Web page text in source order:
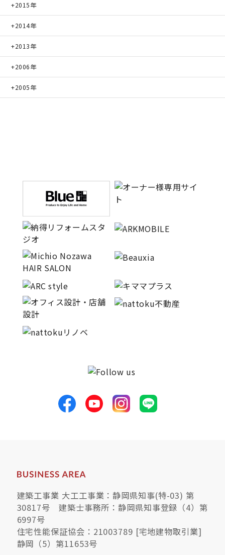
Glass Arts
Blue Style
キママプラス
お知らせ 土地情報
近日分譲予定情報 会社情報
動画ギャラリー 採用情報
サイトマップ プライバシーポリシー
よくある質問
CLOSE
2015年
2014年
2013年
2006年
2005年
建築工事業 大工工事業：静岡県知事(特-03) 第
30817号 建築士事務所：静岡県知事登録（4）第
6997号
住宅性能保証協会：21003789 [宅地建物取引業]
静岡（5）第11653号